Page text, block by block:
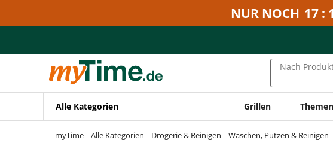
Zur Navigation springen
NUR NOCH 17 :
Nach
Alle Kategorien Grillen Themen
myTime Alle Kategorien Drogerie & Reinigen Waschen, Putzen & Reinigen